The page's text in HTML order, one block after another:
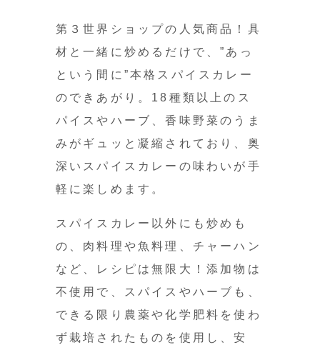
第３世界ショップの人気商品！具
材と一緒に炒めるだけで、”あっ
という間に”本格スパイスカレー
のできあがり。18種類以上のス
パイスやハーブ、香味野菜のうま
みがギュッと凝縮されており、奥
深いスパイスカレーの味わいが手
軽に楽しめます。
スパイスカレー以外にも炒めも
の、肉料理や魚料理、チャーハン
など、レシピは無限大！添加物は
不使用で、スパイスやハーブも、
できる限り農薬や化学肥料を使わ
ず栽培されたものを使用し、安